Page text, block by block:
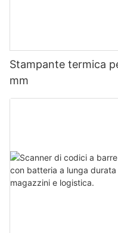
Stampante termica
mm